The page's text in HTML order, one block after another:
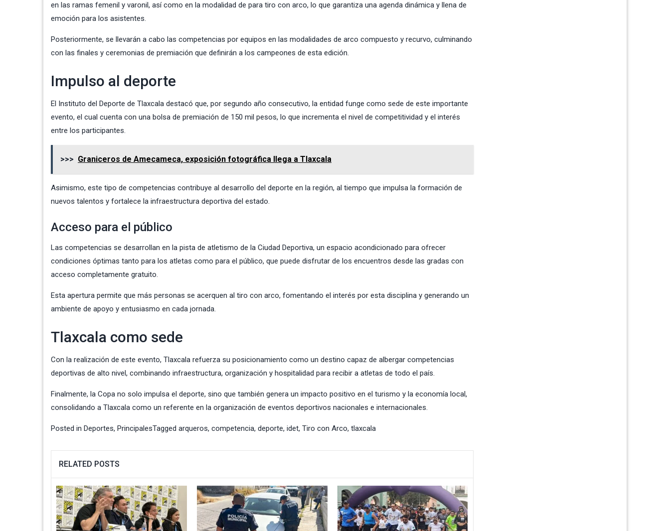
en las ramas femenil y varonil, así como en la modalidad de para tiro con arco, lo que garantiza una agenda dinámica y llena de
emoción para los asistentes.
Posteriormente, se llevarán a cabo las competencias por equipos en las modalidades de arco compuesto y recurvo, culminando
con las finales y ceremonias de premiación que definirán a los campeones de esta edición.
Impulso al deporte
El Instituto del Deporte de Tlaxcala destacó que, por segundo año consecutivo, la entidad funge como sede de este importante
evento, el cual cuenta con una bolsa de premiación de 150 mil pesos, lo que incrementa el nivel de competitividad y el interés
entre los participantes.
>>> Graniceros de Amecameca, exposición fotográfica llega a Tlaxcala
Asimismo, este tipo de competencias contribuye al desarrollo del deporte en la región, al tiempo que impulsa la formación de
nuevos talentos y fortalece la infraestructura deportiva del estado.
Acceso para el público
Las competencias se desarrollan en la pista de atletismo de la Ciudad Deportiva, un espacio acondicionado para ofrecer
condiciones óptimas tanto para los atletas como para el público, que puede disfrutar de los encuentros desde las gradas con
acceso completamente gratuito.
Esta apertura permite que más personas se acerquen al tiro con arco, fomentando el interés por esta disciplina y generando un
ambiente de apoyo y entusiasmo en cada jornada.
Tlaxcala como sede
Con la realización de este evento, Tlaxcala refuerza su posicionamiento como un destino capaz de albergar competencias
deportivas de alto nivel, combinando infraestructura, organización y hospitalidad para recibir a atletas de todo el país.
Finalmente, la Copa no solo impulsa el deporte, sino que también genera un impacto positivo en el turismo y la economía local,
consolidando a Tlaxcala como un referente en la organización de eventos deportivos nacionales e internacionales.
Posted in Deportes, PrincipalesTagged arqueros, competencia, deporte, idet, Tiro con Arco, tlaxcala
RELATED POSTS